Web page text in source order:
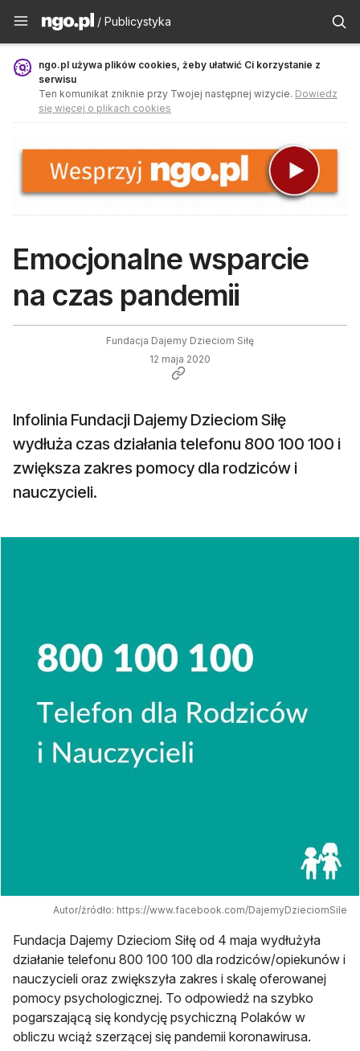
Publicystyka - ngo.pl
/ Publicystyka
ngo.pl używa plików cookies, żeby ułatwić Ci korzystanie z
serwisu
Ten komunikat zniknie przy Twojej następnej wizycie. Dowiedz
się więcej o plikach cookies
Emocjonalne wsparcie
na czas pandemii
Fundacja Dajemy Dzieciom Siłę
12 maja 2020
Infolinia Fundacji Dajemy Dzieciom Siłę
wydłuża czas działania telefonu 800 100 100 i
zwiększa zakres pomocy dla rodziców i
nauczycieli.
Autor/źródło: https://www.facebook.com/DajemyDzieciomSile
Fundacja Dajemy Dzieciom Siłę od 4 maja wydłużyła
działanie telefonu 800 100 100 dla rodziców/opiekunów i
nauczycieli oraz zwiększyła zakres i skalę oferowanej
pomocy psychologicznej. To odpowiedź na szybko
pogarszającą się kondycję psychiczną Polaków w
obliczu wciąż szerzącej się pandemii koronawirusa.